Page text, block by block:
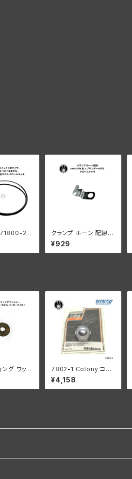
26
チ 1本ワイ
ジナルモ
ダビッドソ
クランプ ホーン 配線
ハーレーダビッドソン 1
939-52年 全 スプリン
ガーモデル クロームメ
¥929
ング ワッシ
ダビッドソ
ガーモデ
イズド
7802-1 Colony コロ
ニー エーコン ステム ナ
ット ハーレー 1936-7
7年 パンヘッド ナックル
¥4,158